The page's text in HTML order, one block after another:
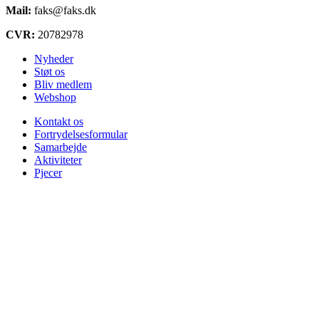
Mail: faks@faks.dk
CVR: 20782978
Nyheder
Støt os
Bliv medlem
Webshop
Kontakt os
Fortrydelsesformular
Samarbejde
Aktiviteter
Pjecer